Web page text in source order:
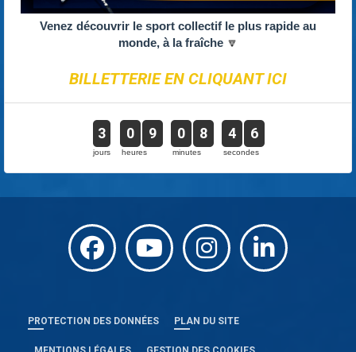
Venez découvrir le sport collectif le plus rapide au
monde, à la fraîche 🔽
BILLETTERIE EN CLIQUANT ICI
3
jours
0 9
heures
0 8
minutes
4 5
secondes
PROTECTION DES DONNÉES PLAN DU SITE